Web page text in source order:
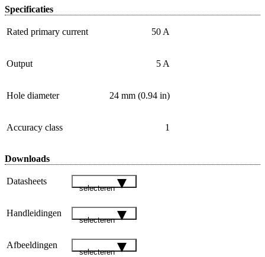
Specificaties
Rated primary current 50 A
Output 5 A
Hole diameter 24 mm (0.94 in)
Accuracy class 1
Downloads
Datasheets
selecteren
Handleidingen
selecteren
Afbeeldingen
selecteren